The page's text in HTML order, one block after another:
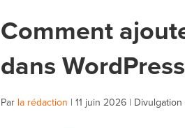
Comment
dans
Par la rédaction | 11 juin 2026 |